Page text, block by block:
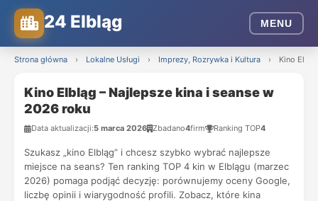
24 Elbląg MENU
Strona główna › Lokalne Usługi › Imprezy, Rozrywka i Kultura › Kino
Kino Elbląg – Najlepsze kina i seanse w
2026 roku
Data aktualizacji:5 marca 2026 Zbadano4firm Ranking TOP4
Szukasz „kino Elbląg” i chcesz szybko wybrać najlepsze
miejsce na seans? Ten ranking TOP 4 kin w Elblągu (marzec
2026) pomaga podjąć decyzję: porównujemy oceny Google,
liczbę opinii i wiarygodność profili. Zobacz, które kina